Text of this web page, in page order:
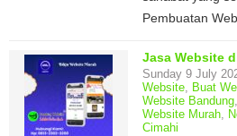
Pembuatan
Jasa Website
Sunday 9 July
Website, Buat
Website Bandung,
Website Murah,
Cimahi